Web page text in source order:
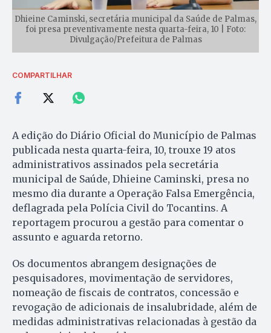
Dhieine Caminski, secretária municipal da Saúde de Palmas,
foi presa preventivamente nesta quarta-feira, 10 | Foto:
Divulgação/Prefeitura de Palmas
COMPARTILHAR
A edição do Diário Oficial do Município de Palmas
publicada nesta quarta-feira, 10, trouxe 19 atos
administrativos assinados pela secretária
municipal de Saúde, Dhieine Caminski, presa no
mesmo dia durante a Operação Falsa Emergência,
deflagrada pela Polícia Civil do Tocantins. A
reportagem procurou a gestão para comentar o
assunto e aguarda retorno.
Os documentos abrangem designações de
pesquisadores, movimentação de servidores,
nomeação de fiscais de contratos, concessão e
revogação de adicionais de insalubridade, além de
medidas administrativas relacionadas à gestão da